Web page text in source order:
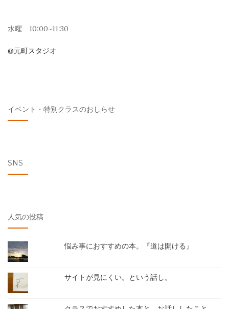
水曜 10:00~11:30
@元町スタジオ
イベント・特別クラスのおしらせ
SNS
人気の投稿
悩み事におすすめの本。『道は開ける』
サイトが見にくい。という話し。